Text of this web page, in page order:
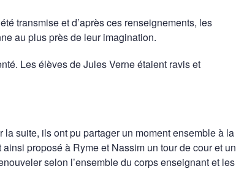
transmise et d’après ces renseignements, les
au plus près de leur imagination.
Les élèves de Jules Verne étaient ravis et
suite, ils ont pu partager un moment ensemble à la
proposé à Ryme et Nassim un tour de cour et un
selon l’ensemble du corps enseignant et les